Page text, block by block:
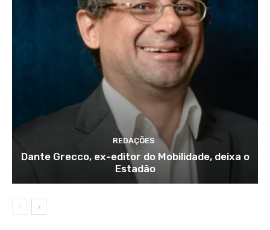
REDAÇÕES
Dante Grecco, ex-editor do Mobilidade, deixa o
Estadão